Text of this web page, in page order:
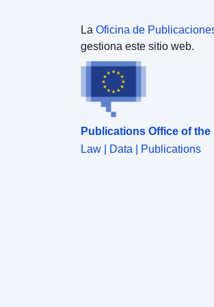
La Oficina de
gestiona este sitio web.
Publications Office of
Law | Data | Publications